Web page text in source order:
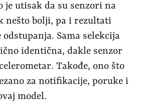
je utisak da su senzori na
nešto bolji, pa i rezultati
Sama selekcija
identična, dakle senzor
Takođe, ono što
za notifikacije, poruke i
model.